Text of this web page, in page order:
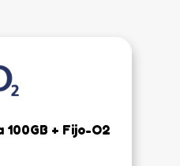
100GB + Fijo-O2